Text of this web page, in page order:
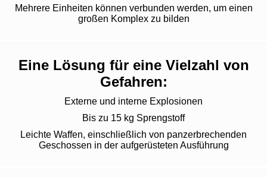
Mehrere Einheiten können verbunden werden, um einen
großen Komplex zu bilden
Eine Lösung für eine Vielzahl von
Gefahren:
Externe und interne Explosionen
Bis zu 15 kg Sprengstoff
Leichte Waffen, einschließlich von panzerbrechenden
Geschossen in der aufgerüsteten Ausführung